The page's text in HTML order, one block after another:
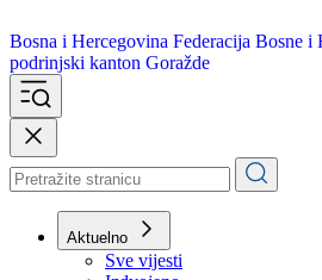
Bosna i Hercegovina
podrinjski kanton Goražde